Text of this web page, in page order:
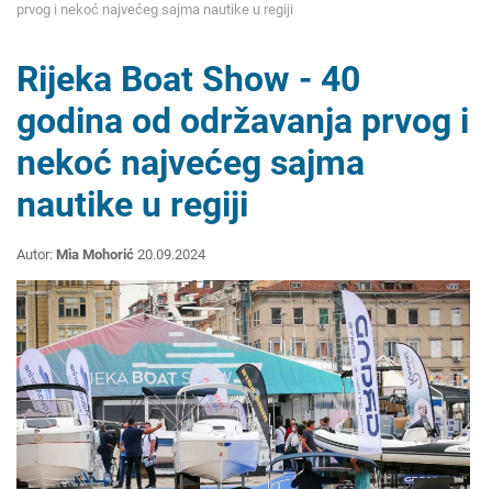
prvog i nekoć najvećeg sajma nautike u regiji
Rijeka Boat Show - 40
godina od održavanja prvog i
nekoć najvećeg sajma
nautike u regiji
Autor: Mia Mohorić 20.09.2024